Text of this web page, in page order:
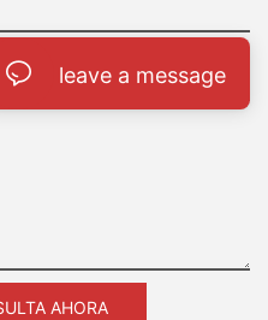
AHORA
leave a message